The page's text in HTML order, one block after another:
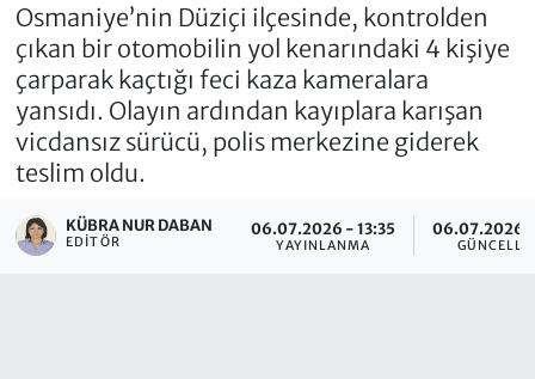
Osmaniye’nin Düziçi ilçesinde, kontrolden
çıkan bir otomobilin yol kenarındaki 4 kişiye
çarparak kaçtığı feci kaza kameralara
yansıdı. Olayın ardından kayıplara karışan
vicdansız sürücü, polis merkezine giderek
teslim oldu.
KÜBRA NUR DABAN
EDITÖR
06.07.2026 - 13:35
YAYINLANMA
06.07.2026 -